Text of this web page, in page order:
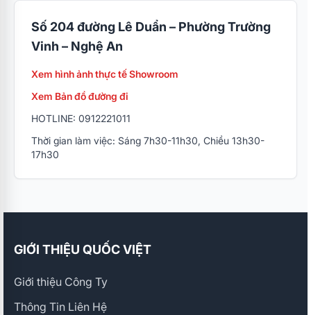
Số 204 đường Lê Duẩn – Phường Trường
Vinh – Nghệ An
Xem hình ảnh thực tế Showroom
Xem Bản đồ đường đi
HOTLINE: 0912221011
Thời gian làm việc: Sáng 7h30-11h30, Chiều 13h30-
17h30
GIỚI THIỆU QUỐC VIỆT
Giới thiệu Công Ty
Thông Tin Liên Hệ